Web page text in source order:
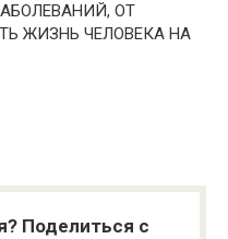
ОТ
ЖИЗНЬ ЧЕЛОВЕКА НА
Поделиться с